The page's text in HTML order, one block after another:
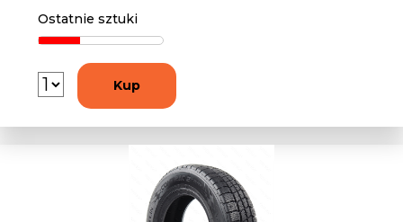
Ostatnie sztuki
Kup